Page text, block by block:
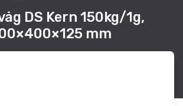
DS Kern 150kg/1g,
mm